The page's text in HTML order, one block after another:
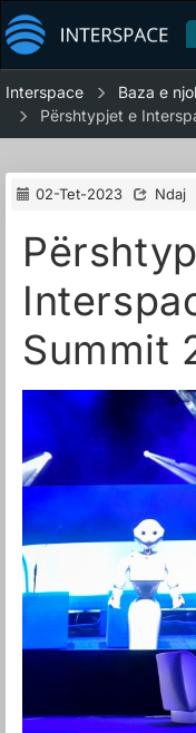
Interspace Baza e
Përshtypjet e
02-Tet-2023 Ndaj
Summit